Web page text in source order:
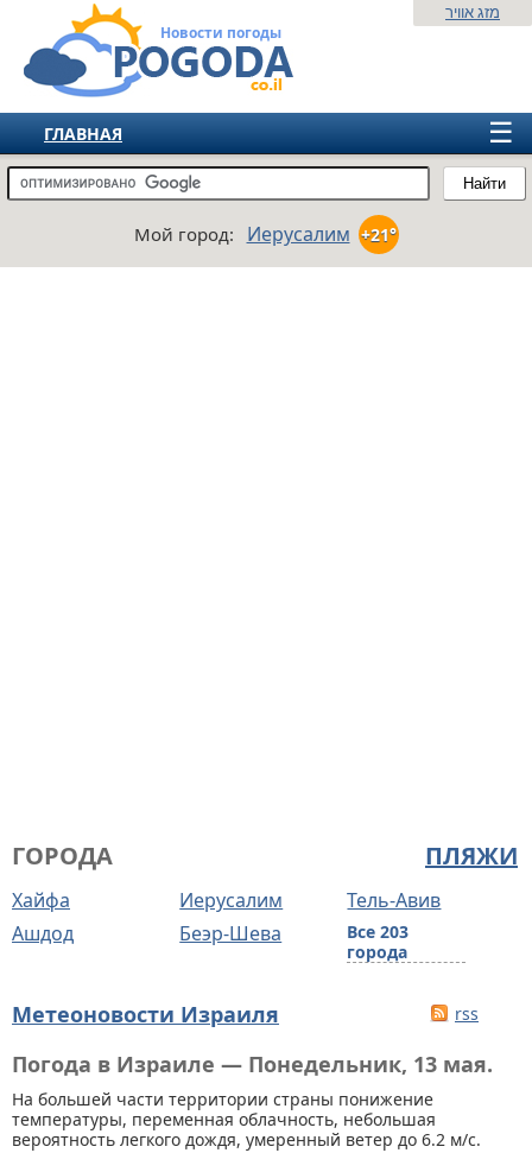
Новости погоды
Найти
מזג אוויר
☰
ГЛАВНАЯ
ИЗРАИЛЬ
ЕВРОПА
Мой город: Иерусалим +21°
ПЛЯЖИ
ГОРОДА
Хайфа Иерусалим
Тель-Авив
Ашдод
Беэр-Шева
Все 203
города
Метеоновости Израиля rss
Погода в Израиле — Понедельник, 13 мая.
На большей части территории страны понижение
температуры, переменная облачность, небольшая
вероятность легкого дождя, умеренный ветер до 6.2 м/с.